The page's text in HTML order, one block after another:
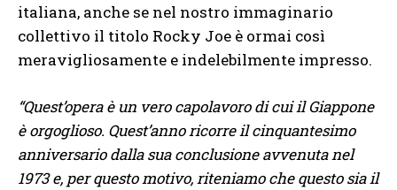
italiana, anche se nel nostro immaginario
collettivo il titolo Rocky Joe è ormai così
meravigliosamente e indelebilmente impresso.
“Quest’opera è un vero capolavoro di cui il Giappone
è orgoglioso. Quest’anno ricorre il cinquantesimo
anniversario dalla sua conclusione avvenuta nel
1973 e, per questo motivo, riteniamo che questo sia il